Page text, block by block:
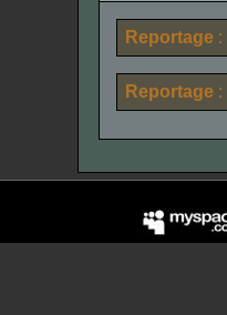
Reportage :
Reportage :